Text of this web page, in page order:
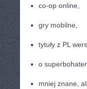
co-op online,
gry mobilne,
tytuły z PL
o
mniej znane,